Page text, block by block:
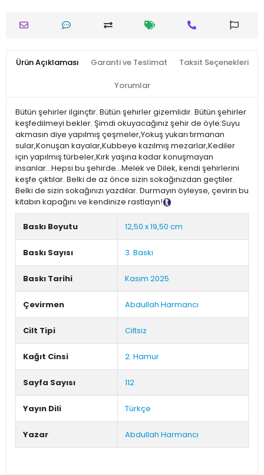
Ürün Açıklaması Garanti ve Teslimat Taksit Seçenekleri
Yorumlar
Bütün şehirler ilginçtir. Bütün şehirler gizemlidir. Bütün şehirler
keşfedilmeyi bekler. Şimdi okuyacağınız şehir de öyle:Suyu
akmasın diye yapılmış çeşmeler,Yokuş yukarı tırmanan
sular,Konuşan kayalar,Kubbeye kazılmış mezarlar,Kediler
için yapılmış türbeler,Kırk yaşına kadar konuşmayan
insanlar…Hepsi bu şehirde…Melek ve Dilek, kendi şehirlerini
keşfe çıktılar. Belki de az önce sizin sokağınızdan geçtiler.
Belki de sizin sokağınızı yazdılar. Durmayın öyleyse, çevirin bu
kitabın kapağını ve kendinize rastlayın!
Baskı Boyutu 12,50 x 19,50 cm
Baskı Sayısı 3. Baskı
Baskı Tarihi Kasım 2025
Çevirmen Abdullah Harmancı
Cilt Tipi Ciltsiz
Kağıt Cinsi 2. Hamur
Sayfa Sayısı 112
Yayın Dili Türkçe
Yazar Abdullah Harmancı